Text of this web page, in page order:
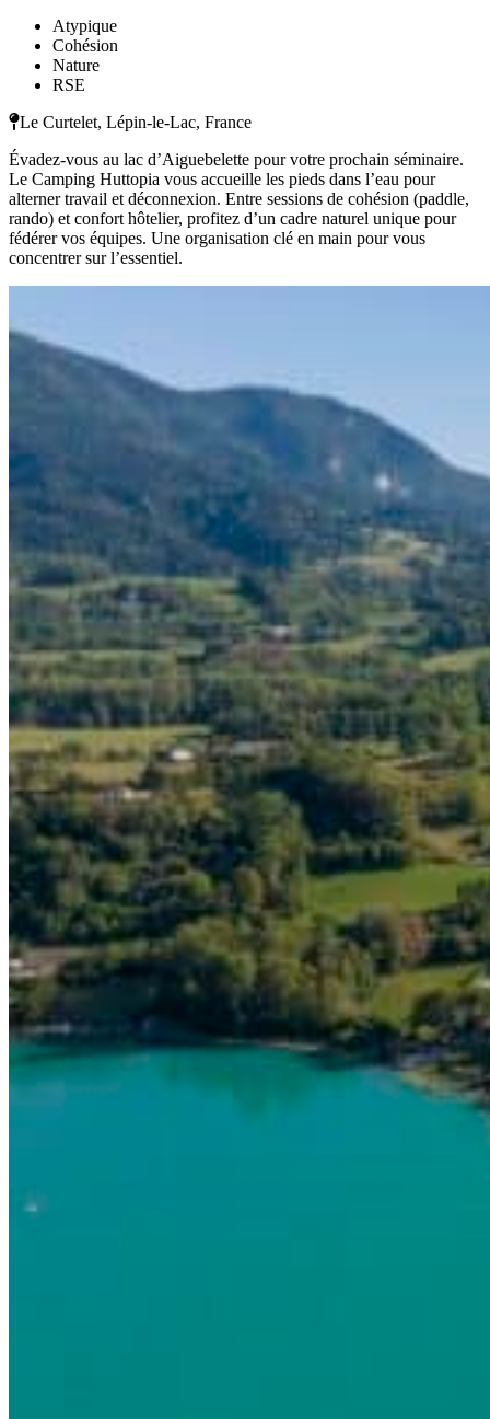
Atypique
Cohésion
Nature
RSE
Le Curtelet, Lépin-le-Lac, France
Évadez-vous au lac d’Aiguebelette pour votre prochain séminaire.
Le Camping Huttopia vous accueille les pieds dans l’eau pour
alterner travail et déconnexion. Entre sessions de cohésion (paddle,
rando) et confort hôtelier, profitez d’un cadre naturel unique pour
fédérer vos équipes. Une organisation clé en main pour vous
concentrer sur l’essentiel.